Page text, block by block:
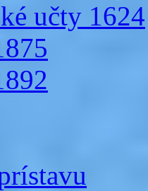
učty 1624